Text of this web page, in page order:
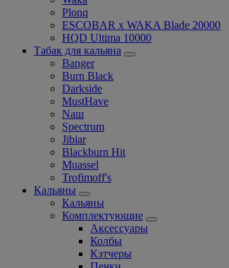
Plonq
ESCOBAR x WAKA Blade 20000
HQD Ultima 10000
Табак для кальяна
Banger
Burn Black
Darkside
MustHave
Nаш
Spectrum
Jibiar
Blackburn Hit
Muassel
Trofimoff's
Кальяны
Кальяны
Комплектующие
Аксессуары
Колбы
Кэтчеры